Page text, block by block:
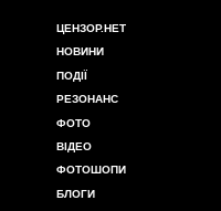
ЦЕНЗОР.НЕТ
НОВИНИ
ПОДІЇ
РЕЗОНАНС
ФОТО
ВІДЕО
ФОТОШОПИ
БЛОГИ